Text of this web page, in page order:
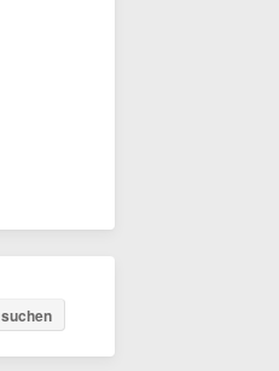
suchen